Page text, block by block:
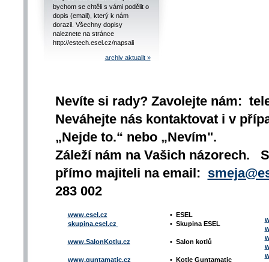
bychom se chtěli s vámi podělit o
dopis (email), který k nám
dorazil. Všechny dopisy
naleznete na stránce
http://estech.esel.cz/napsali
archiv aktualit »
Nevíte si rady? Zavolejte nám:
Neváhejte nás kontaktovat i v
„Nejde to.“ nebo „Nevím".
Záleží nám na Vašich názorech.
přímo majiteli na email:
283 002
www.esel.cz
skupina.esel.cz
www.SalonKotlu.cz
www.guntamatic.cz
• ESEL
• Skupina ESEL
• Salon kotlů
• Kotle Guntamatic